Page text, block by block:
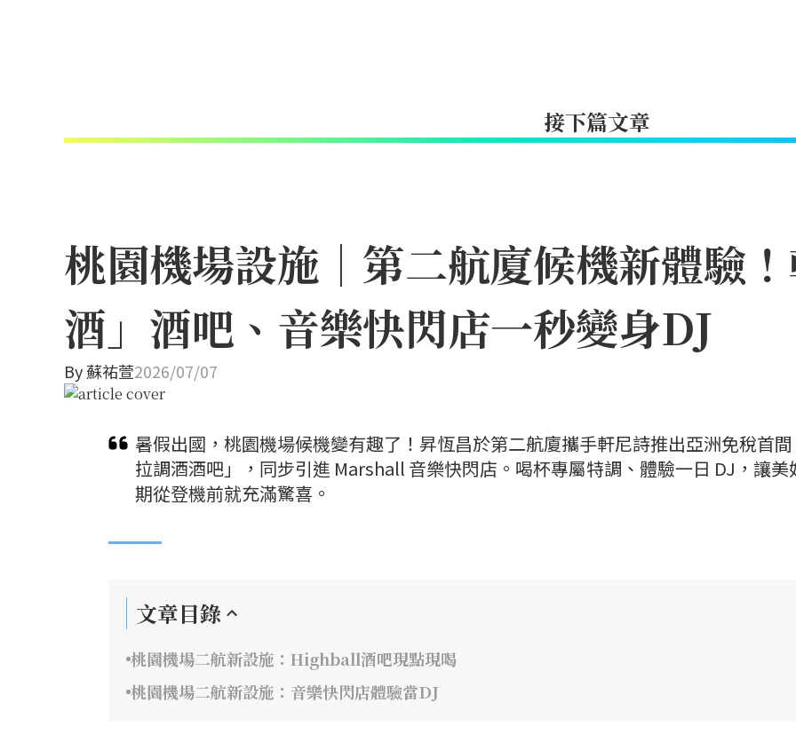
接下篇文章
桃園機場設施｜第二航廈候機新體驗
酒」酒吧、音樂快閃店一秒變身DJ
By蘇祐萱2026/07/07
暑假出國，桃園機場候機變有趣了！昇恆昌於第二航廈攜手軒尼詩推出亞洲免稅首
拉調酒酒吧」，同步引進 Marshall 音樂快閃店。喝杯專屬特調、體驗一日 DJ，讓美
期從登機前就充滿驚喜。
文章目錄
桃園機場二航新設施：Highball酒吧現點現喝
桃園機場二航新設施：音樂快閃店體驗當DJ